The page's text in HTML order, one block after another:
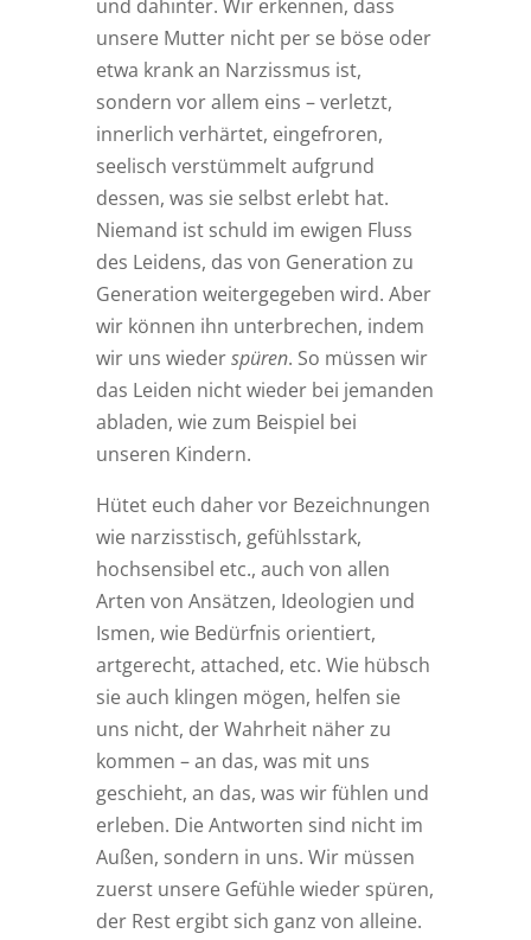
und dahinter. Wir erkennen, dass
unsere Mutter nicht per se böse oder
etwa krank an Narzissmus ist,
sondern vor allem eins – verletzt,
innerlich verhärtet, eingefroren,
seelisch verstümmelt aufgrund
dessen, was sie selbst erlebt hat.
Niemand ist schuld im ewigen Fluss
des Leidens, das von Generation zu
Generation weitergegeben wird. Aber
wir können ihn unterbrechen, indem
wir uns wiederspüren. So müssen wir
das Leiden nicht wieder bei jemanden
abladen, wie zum Beispiel bei
unseren Kindern.
Hütet euch daher vor Bezeichnungen
wie narzisstisch, gefühlsstark,
hochsensibel etc., auch von allen
Arten von Ansätzen, Ideologien und
Ismen, wie Bedürfnis orientiert,
artgerecht, attached, etc. Wie hübsch
sie auch klingen mögen, helfen sie
uns nicht, der Wahrheit näher zu
kommen – an das, was mit uns
geschieht, an das, was wir fühlen und
erleben. Die Antworten sind nicht im
Außen, sondern in uns. Wir müssen
zuerst unsere Gefühle wieder spüren,
der Rest ergibt sich ganz von alleine.